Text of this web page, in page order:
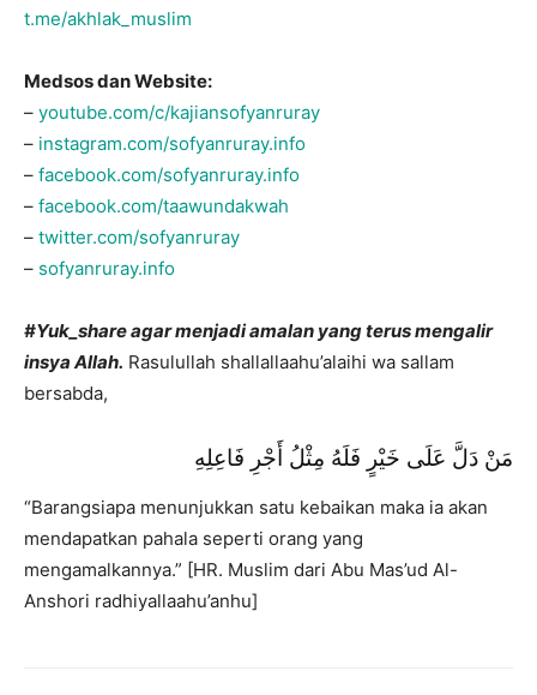
t.me/akhlak_muslim
Medsos dan Website:
– youtube.com/c/kajiansofyanruray
– instagram.com/sofyanruray.info
– facebook.com/sofyanruray.info
– facebook.com/taawundakwah
– twitter.com/sofyanruray
– sofyanruray.info
#Yuk_share agar menjadi amalan yang terus mengalir
insya Allah. Rasulullah shallallaahu’alaihi wa sallam
bersabda,
مَنْ دَلَّ عَلَى خَيْرٍ فَلَهُ مِثْلُ أَجْرِ فَاعِلِهِ
“Barangsiapa menunjukkan satu kebaikan maka ia akan
mendapatkan pahala seperti orang yang
mengamalkannya.” [HR. Muslim dari Abu Mas’ud Al-
Anshori radhiyallaahu’anhu]